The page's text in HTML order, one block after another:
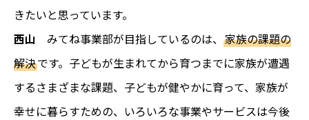
きたいと思っています。
西山 みてね事業部が目指しているのは、 家族の課題の
解決です。子どもが生まれてから育つまでに家族が遭遇
するさまざまな課題、子どもが健やかに育って、家族が
幸せに暮らすための、いろいろな事業やサービスは今後